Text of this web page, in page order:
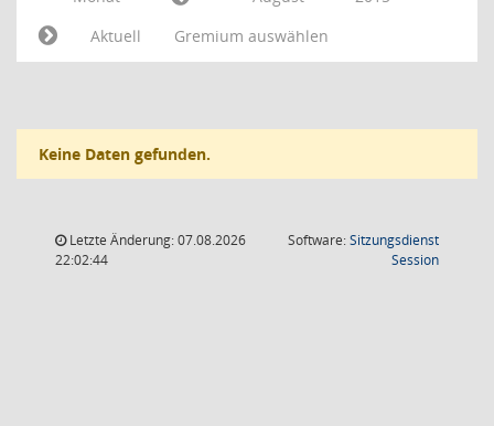
Aktuell
Gremium auswählen
Keine Daten gefunden.
Letzte Änderung: 07.08.2026
22:02:44
Software:Sitzungsdienst
Session(Wird in